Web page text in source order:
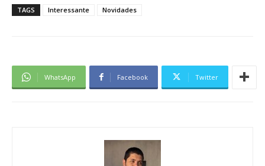
TAGS Interessante Novidades
WhatsApp Facebook Twitter